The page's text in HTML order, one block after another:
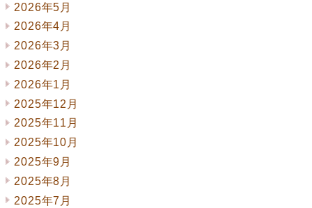
2026年5月
2026年4月
2026年3月
2026年2月
2026年1月
2025年12月
2025年11月
2025年10月
2025年9月
2025年8月
2025年7月